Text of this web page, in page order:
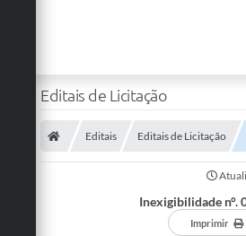
Editais de Licitação
Editais Editais de Licitação
Inexigibilidade n°.
Imprimir